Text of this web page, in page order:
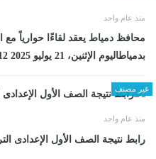
منذ عام واحد
محافظ دمياط يعقد لقاءًا حوارياً مع
بدمياطاليوم الإثنين، 21 يوليو 2025 05:12 مـ
غير مصنف
منذ عام واحد
رابط نتيجة الصف الأول الإعدادى